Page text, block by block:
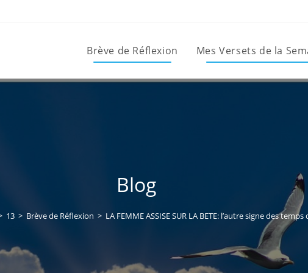
Brève de Réflexion Mes Versets de la
Blog
13 > Brève de Réflexion > LA FEMME ASSISE SUR LA BETE: l’autre signe des